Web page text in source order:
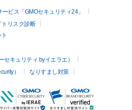
ビス「GMOセキュリティ24」
トリスク診断
キュリティ byイエラエ）
）
なりすまし対策